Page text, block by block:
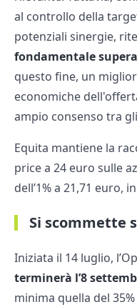
al controllo della
potenziali sinergie,
fondamentale
questo fine, un
economiche
ampio consenso tra
Equita mantiene la
price a 24 euro sulle
dell’1% a 21,71 euro,
Si scommette
Iniziata il 14 luglio,
terminerà l’8
minima quella del